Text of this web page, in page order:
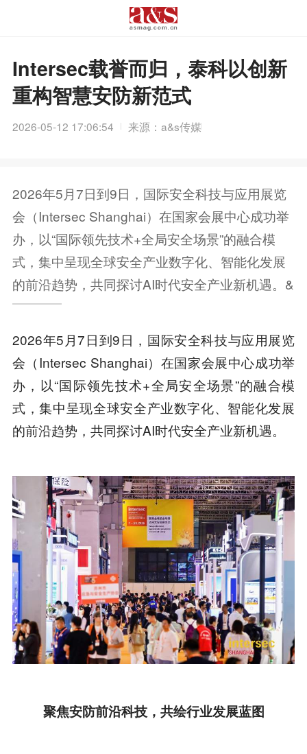
Intersec载誉而归，泰科以创新
重构智慧安防新范式
2026-05-12 17:06:54 来源：a&s传媒
2026年5月7日到9日，国际安全科技与应用展览
会（Intersec Shanghai）在国家会展中心成功举
办，以“国际领先技术+全局安全场景”的融合模
式，集中呈现全球安全产业数字化、智能化发展
的前沿趋势，共同探讨AI时代安全产业新机遇。&
2026年5月7日到9日，国际安全科技与应用展览
会（Intersec Shanghai）在国家会展中心成功举
办，以“国际领先技术+全局安全场景”的融合模
式，集中呈现全球安全产业数字化、智能化发展
的前沿趋势，共同探讨AI时代安全产业新机遇。
聚焦安防前沿科技，共绘行业发展蓝图